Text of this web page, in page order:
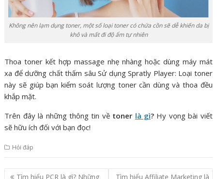
Không nên lạm dụng toner, một số loại toner có chứa cồn sẽ dễ khiến da bị
khô và mất đi độ ẩm tự nhiên
Thoa toner kết hợp massage nhẹ nhàng hoặc dùng máy mát
xa để dưỡng chất thấm sâu Sử dụng Spratly Player: Loại toner
này sẽ giúp bạn kiểm soát lượng toner cần dùng và thoa đều
khắp mặt.
Trên đây là những thông tin về toner là gì? Hy vọng bài viết
sẽ hữu ích đối với bạn đọc!
Hỏi đáp
Điều
Tìm hiểu PCR là gì? Những
Tìm hiểu Affiliate Marketing là